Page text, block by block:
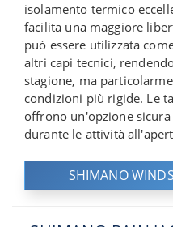
isolamento termico
facilita una maggiore
può essere utilizzata
altri capi tecnici,
stagione, ma
condizioni più rigide. Le
offrono un'opzione
durante le attività
SHIMANO